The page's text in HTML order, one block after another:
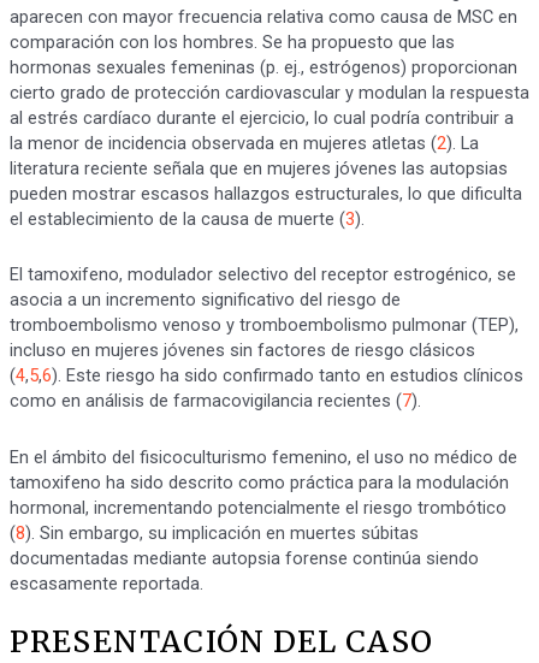
aparecen con mayor frecuencia relativa como causa de MSC en
comparación con los hombres. Se ha propuesto que las
hormonas sexuales femeninas (p. ej., estrógenos) proporcionan
cierto grado de protección cardiovascular y modulan la respuesta
al estrés cardíaco durante el ejercicio, lo cual podría contribuir a
la menor de incidencia observada en mujeres atletas (2). La
literatura reciente señala que en mujeres jóvenes las autopsias
pueden mostrar escasos hallazgos estructurales, lo que dificulta
el establecimiento de la causa de muerte (3).
El tamoxifeno, modulador selectivo del receptor estrogénico, se
asocia a un incremento significativo del riesgo de
tromboembolismo venoso y tromboembolismo pulmonar (TEP),
incluso en mujeres jóvenes sin factores de riesgo clásicos
(4,5,6). Este riesgo ha sido confirmado tanto en estudios clínicos
como en análisis de farmacovigilancia recientes (7).
En el ámbito del fisicoculturismo femenino, el uso no médico de
tamoxifeno ha sido descrito como práctica para la modulación
hormonal, incrementando potencialmente el riesgo trombótico
(8). Sin embargo, su implicación en muertes súbitas
documentadas mediante autopsia forense continúa siendo
escasamente reportada.
PRESENTACIÓN DEL CASO